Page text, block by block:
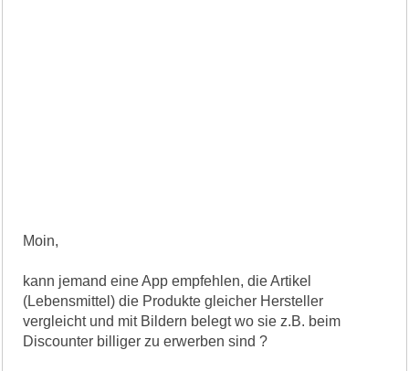
Moin,
kann jemand eine App empfehlen, die Artikel
(Lebensmittel) die Produkte gleicher Hersteller
vergleicht und mit Bildern belegt wo sie z.B. beim
Discounter billiger zu erwerben sind ?